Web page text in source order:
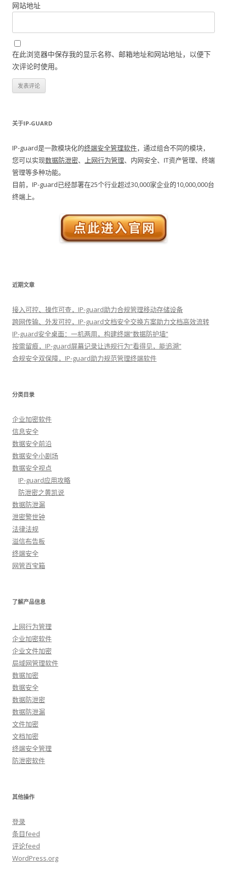
网站地址
在此浏览器中保存我的显示名称、邮箱地址和网站地址，以便下
次评论时使用。
关于IP-GUARD
IP-guard是一款模块化的终端安全管理软件，通过组合不同的模块，
您可以实现数据防泄密、 上网行为管理、内网安全、IT资产管理、终端
管理等多种功能。
目前，IP-guard已经部署在25个行业超过30,000家企业的10,000,000台
终端上。
近期文章
接入可控、操作可查，IP-guard助力合规管理移动存储设备
跨网传输、外发可控，IP-guard文档安全交换方案助力文档高效流转
IP-guard安全桌面：一机两用，构建终端“数据防护墙”
按需留痕，IP-guard屏幕记录让违规行为“看得见，能追溯”
合规安全双保障，IP-guard助力规范管理终端软件
分类目录
企业加密软件
信息安全
数据安全前沿
数据安全小剧场
数据安全视点
IP-guard应用攻略
防泄密之黄凯说
数据防泄漏
泄密警世钟
法律法规
溢信布告板
终端安全
网管百宝箱
了解产品信息
上网行为管理
企业加密软件
企业文件加密
局域网管理软件
数据加密
数据安全
数据防泄密
数据防泄漏
文件加密
文档加密
终端安全管理
防泄密软件
其他操作
登录
条目feed
评论feed
WordPress.org